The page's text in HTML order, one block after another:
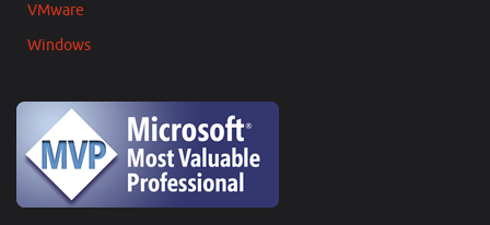
VMware
Windows